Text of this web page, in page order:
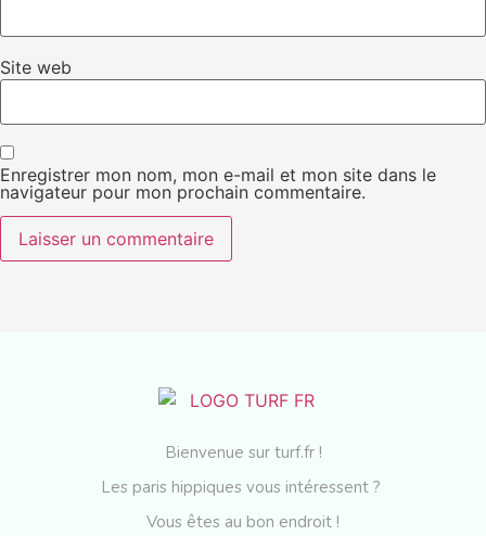
Site web
Enregistrer mon nom, mon e-mail et mon site dans le
navigateur pour mon prochain commentaire.
Bienvenue sur turf.fr !
Les paris hippiques vous intéressent ?
Vous êtes au bon endroit !